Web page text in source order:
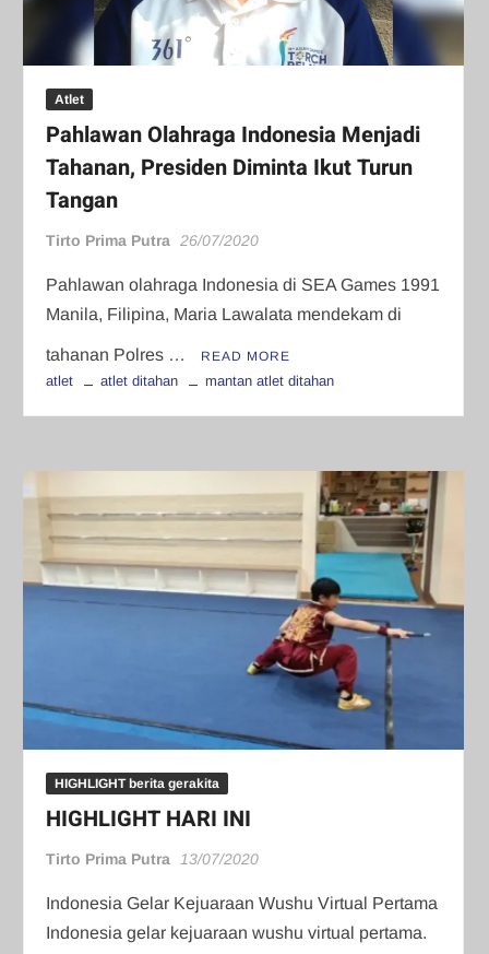
Atlet
Pahlawan Olahraga Indonesia Menjadi
Tahanan, Presiden Diminta Ikut Turun
Tangan
Tirto Prima Putra 26/07/2020
Pahlawan olahraga Indonesia di SEA Games 1991
Manila, Filipina, Maria Lawalata mendekam di
tahanan Polres … READ MORE
atlet atlet ditahan mantan atlet ditahan
HIGHLIGHT berita gerakita
HIGHLIGHT HARI INI
Tirto Prima Putra 13/07/2020
Indonesia Gelar Kejuaraan Wushu Virtual Pertama
Indonesia gelar kejuaraan wushu virtual pertama.